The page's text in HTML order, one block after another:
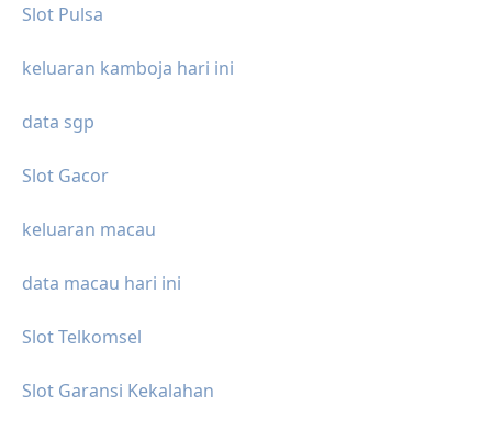
Slot Pulsa
keluaran kamboja hari ini
data sgp
Slot Gacor
keluaran macau
data macau hari ini
Slot Telkomsel
Slot Garansi Kekalahan